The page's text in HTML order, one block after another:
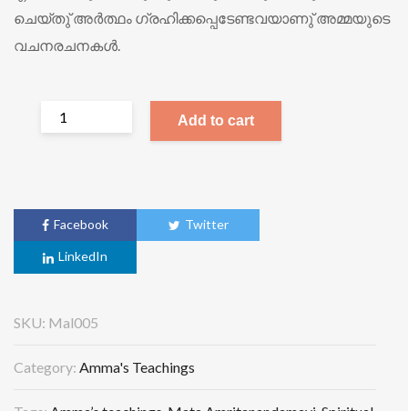
ചെയ്തു് അര്‍ത്ഥം ഗ്രഹിക്കപ്പെടേണ്ടവയാണു് അമ്മയുടെ
വചനരചനകള്‍.
Add to cart
Facebook Twitter
LinkedIn
SKU: Mal005
Category: Amma's Teachings